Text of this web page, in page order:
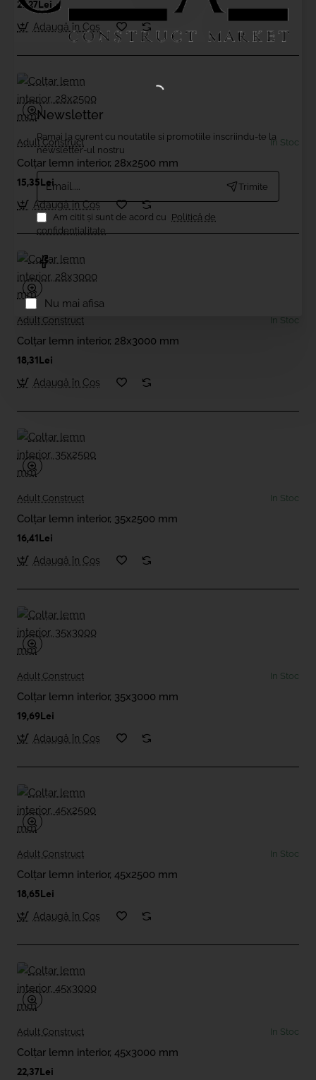
Newsletter
Ramai la curent cu noutatile si promotiile inscriindu-te la
newsletter-ul nostru
Email....
Trimite
Am citit şi sunt de acord cu Politică de
confidențialitate
Nu mai afisa
27,27Lei
Adaugă în Coş
Adult Construct In Stoc
Colțar lemn interior, 28x2500 mm
15,35Lei
Adaugă în Coş
Adult Construct In Stoc
Colțar lemn interior, 28x3000 mm
18,31Lei
Adaugă în Coş
Adult Construct In Stoc
Colțar lemn interior, 35x2500 mm
16,41Lei
Adaugă în Coş
Adult Construct In Stoc
Colțar lemn interior, 35x3000 mm
19,69Lei
Adaugă în Coş
Adult Construct In Stoc
Colțar lemn interior, 45x2500 mm
18,65Lei
Adaugă în Coş
Adult Construct In Stoc
Colțar lemn interior, 45x3000 mm
22,37Lei